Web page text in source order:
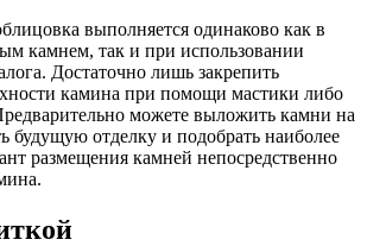
выполняется одинаково как в
камнем, так и при использовании
Достаточно лишь закрепить
камина при помощи мастики либо
можете выложить камни на
будущую отделку и подобрать наиболее
размещения камней непосредственно